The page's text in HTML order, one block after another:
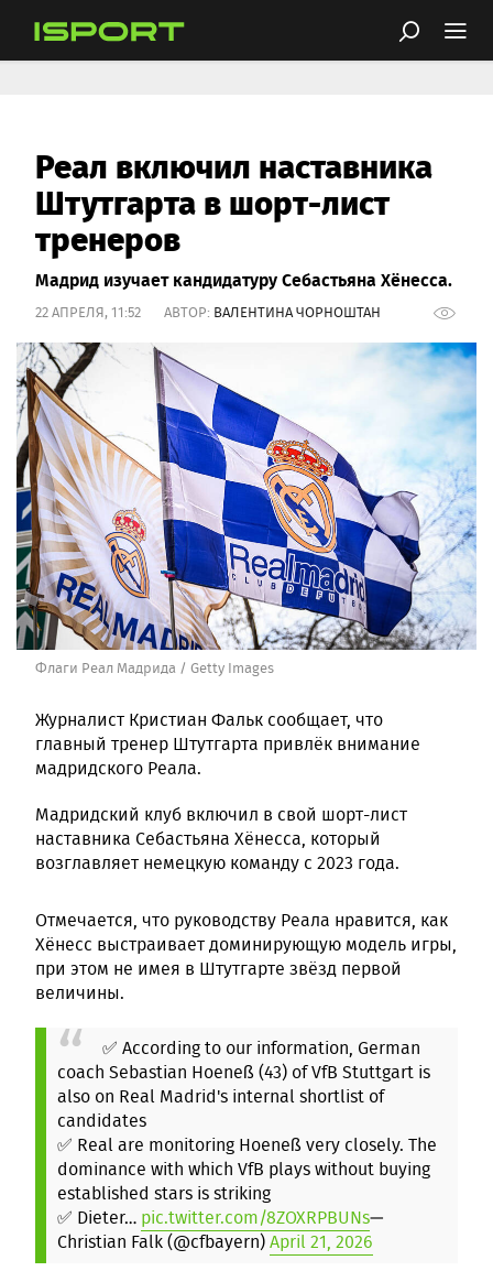
Реал включил наставника
Штутгарта в шорт-лист
тренеров
Мадрид изучает кандидатуру Себастьяна Хёнесса.
22 АПРЕЛЯ, 11:52 АВТОР: ВАЛЕНТИНА ЧОРНОШТАН
Флаги Реал Мадрида / Getty Images
Журналист Кристиан Фальк сообщает, что
главный тренер Штутгарта привлёк внимание
мадридского Реала.
Мадридский клуб включил в свой шорт-лист
наставника Себастьяна Хёнесса, который
возглавляет немецкую команду с 2023 года.
Отмечается, что руководству Реала нравится, как
Хёнесс выстраивает доминирующую модель игры,
при этом не имея в Штутгарте звёзд первой
величины.
✅ According to our information, German
coach Sebastian Hoeneß (43) of VfB Stuttgart is
also on Real Madrid's internal shortlist of
candidates
✅ Real are monitoring Hoeneß very closely. The
dominance with which VfB plays without buying
established stars is striking
✅ Dieter… pic.twitter.com/8ZOXRPBUNs—
Christian Falk (@cfbayern)April 21, 2026